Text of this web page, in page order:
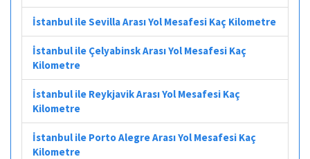
İstanbul ile Sevilla Arası Yol Mesafesi Kaç Kilometre
İstanbul ile Çelyabinsk Arası Yol Mesafesi Kaç
Kilometre
İstanbul ile Reykjavik Arası Yol Mesafesi Kaç
Kilometre
İstanbul ile Porto Alegre Arası Yol Mesafesi Kaç
Kilometre